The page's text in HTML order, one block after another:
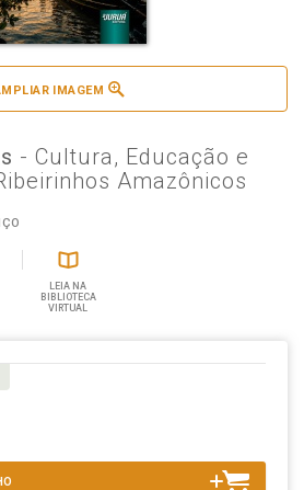
IMAGEM
- Cultura, Educação e
Amazônicos
LEIA NA
BIBLIOTECA
VIRTUAL